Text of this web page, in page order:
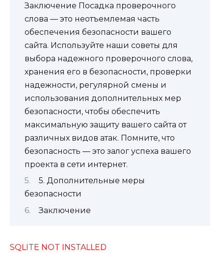
Заключение Посадка проверочного
слова — это неотъемлемая часть
обеспечения безопасности вашего
сайта. Используйте наши советы для
выбора надежного проверочного слова,
хранения его в безопасности, проверки
надежности, регулярной смены и
использования дополнительных мер
безопасности, чтобы обеспечить
максимальную защиту вашего сайта от
различных видов атак. Помните, что
безопасность — это залог успеха вашего
проекта в сети интернет.
5. Дополнительные меры
безопасности
Заключение
SQLITE NOT INSTALLED